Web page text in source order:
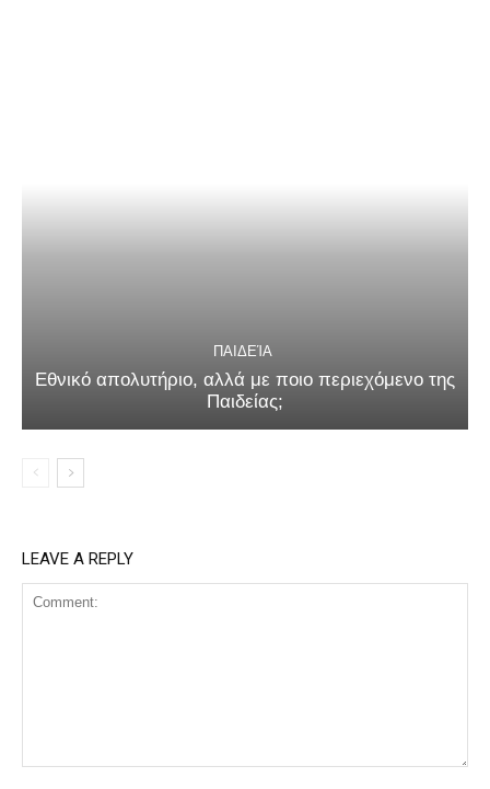
ΠΑΙΔΕΊΑ
Εθνικό απολυτήριο, αλλά με ποιο περιεχόμενο της
Παιδείας;
LEAVE A REPLY